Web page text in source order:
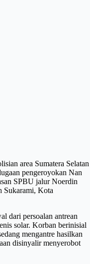
area Sumatera Selatan
pengeroyokan Nan
SPBU jalur Noerdin
Sukarami, Kota
dari persoalan antrean
solar. Korban berinisial
mengantre hasilkan
disinyalir menyerobot